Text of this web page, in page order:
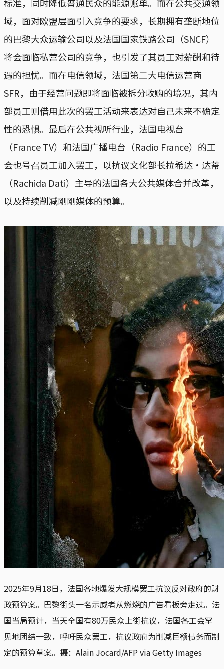
域，面对欧盟层面引入竞争的要求，长期拥有垄断地位
的巴黎大众运输公司以及法国国家铁路公司（SNCF）
将会面临私营公司的竞争，也引发了其员工对薪酬和待
遇的担忧。而在电信领域，法国第二大电信运营商
SFR，由于经营问题即将面临被拆分收购的境况，其内
部员工则借用此次的罢工活动来表达对自己未来不确定
性的恐惧。最后在公共视听行业，法国电视台
（France TV）和法国广播电台（Radio France）的工
会也号召员工加入罢工，以抗议文化部长拉希达·达蒂
（Rachida Dati）主导的法国各大公共媒体合并改革，
以及持续削减刚刚媒体的预算。
2025年9月18日，法国各地爆发大规模罢工抗议反对政府的财
政预算案。巴黎街头一名示威者从燃烧的广告看板旁走过。法
国当局预计，当天全国有80万民众上街抗议，法国各工会罕
见地团结一致，呼吁民众罢工，抗议政府为削减巨额债务而制
定的预算草案。摄：Alain Jocard/AFP via Getty Images